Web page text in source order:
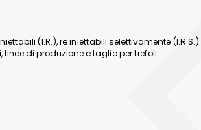
(I.R.), re iniettabili selettivamente (I.R.S.).
di produzione e taglio per trefoli.